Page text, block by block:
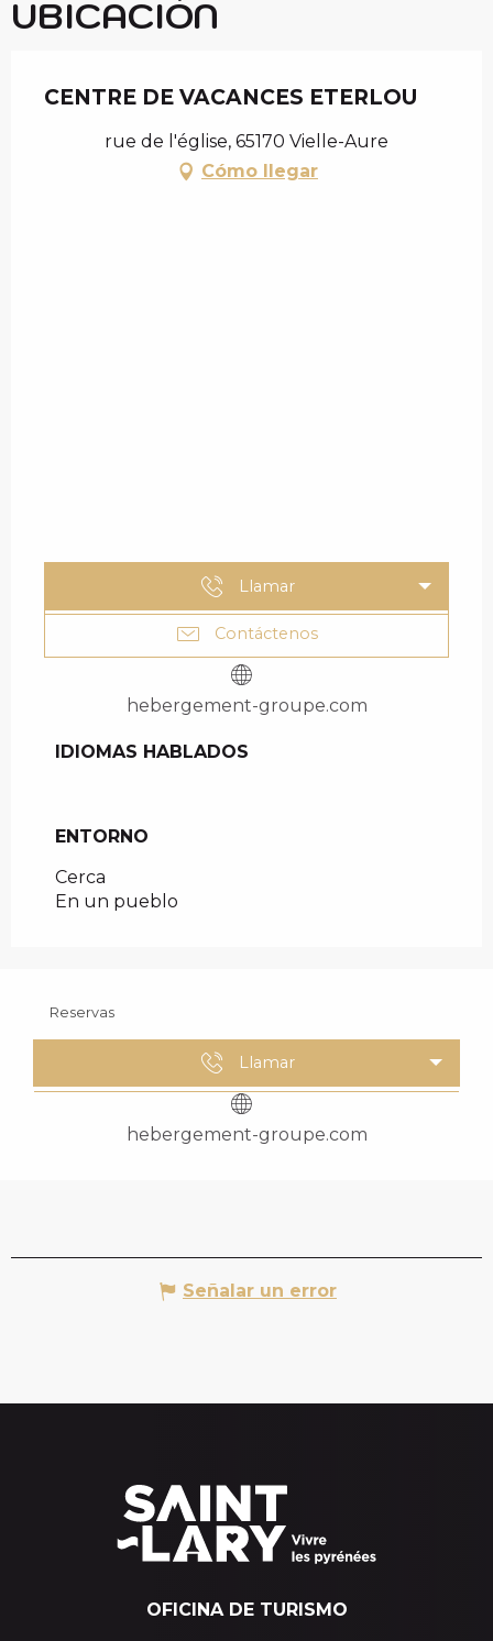
UBICACIÓN
CENTRE DE VACANCES ETERLOU
rue de l'église, 65170 Vielle-Aure
Cómo llegar
Llamar
Contáctenos
hebergement-groupe.com
IDIOMAS HABLADOS
IDIOMAS HABLADOS
ENTORNO
ENTORNO
Cerca
En un pueblo
Reservas
Llamar
hebergement-groupe.com
Señalar un error
OFICINA DE TURISMO